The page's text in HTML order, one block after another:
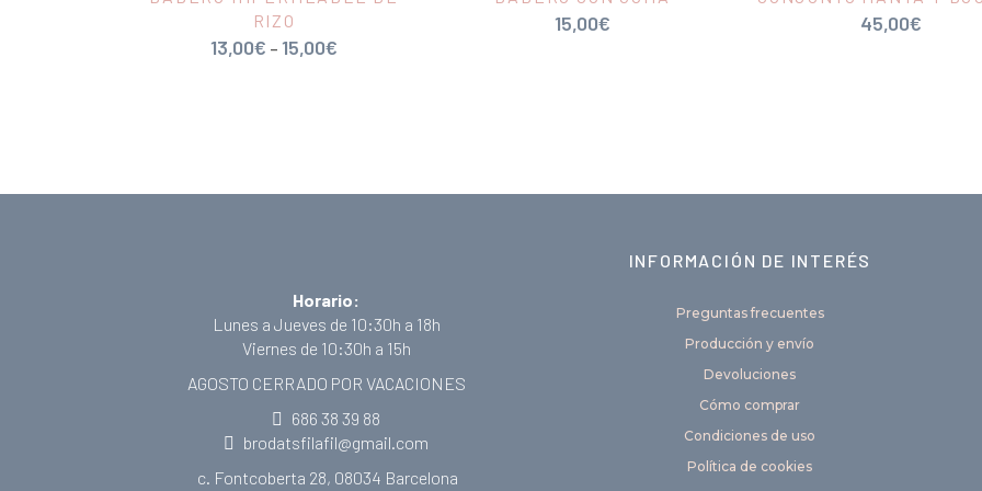
RIZO
13,00€ –15,00€
15,00€ 45,00€
Horario:
Lunes a Jueves de 10:30h a 18h
Viernes de 10:30h a 15h
AGOSTO CERRADO POR VACACIONES
686 38 39 88
brodatsfilafil@gmail.com
c. Fontcoberta 28, 08034 Barcelona
INFORMACIÓN DE INTERÉS
Preguntas frecuentes
Producción y envío
Devoluciones
Cómo comprar
Condiciones de uso
Política de cookies